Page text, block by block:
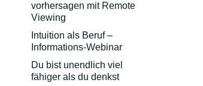
vorhersagen mit Remote
Viewing
Intuition als Beruf –
Informations-Webinar
Du bist unendlich viel
fähiger als du denkst